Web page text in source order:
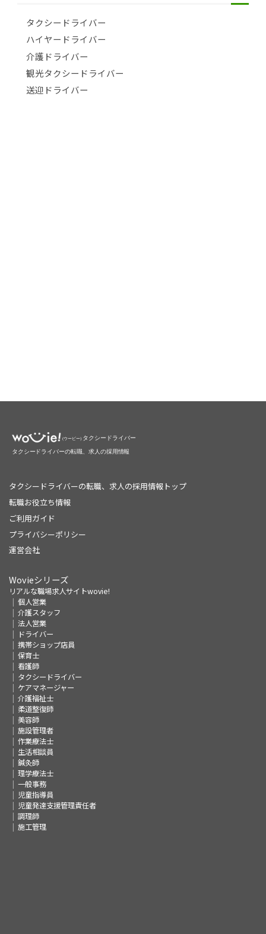
タクシードライバー
ハイヤードライバー
介護ドライバー
観光タクシードライバー
送迎ドライバー
タクシードライバーの転職、求人の採用情報トップ
転職お役立ち情報
ご利用ガイド
プライバシーポリシー
運営会社
Wovieシリーズ
リアルな職場求人サイトwovie!
個人営業
介護スタッフ
法人営業
ドライバー
携帯ショップ店員
保育士
看護師
タクシードライバー
ケアマネージャー
介護福祉士
柔道整復師
美容師
施設管理者
作業療法士
生活相談員
鍼灸師
理学療法士
一般事務
児童指導員
児童発達支援管理責任者
調理師
施工管理